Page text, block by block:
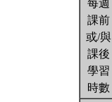
每週
課前
或/與
課後
學習
時數